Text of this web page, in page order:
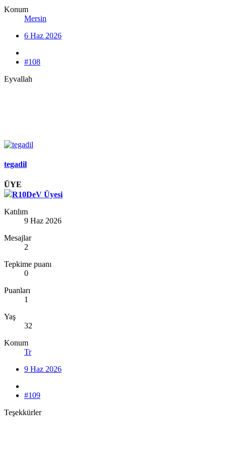
Konum
Mersin
6 Haz 2026
#108
Eyvallah
tegadil
ÜYE
R10DeV Üyesi
Katılım
9 Haz 2026
Mesajlar
2
Tepkime puanı
0
Puanları
1
Yaş
32
Konum
Tr
9 Haz 2026
#109
Teşekkürler